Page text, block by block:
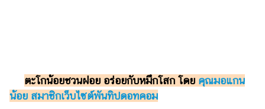
และ
การ
ตกแต่ง
ตะโกน้อยชวนฝอย อร่อยกับหมึกโสก โดย คุณมอแกน
น้อย สมาชิกเว็บไซต์พันทิปดอทคอม